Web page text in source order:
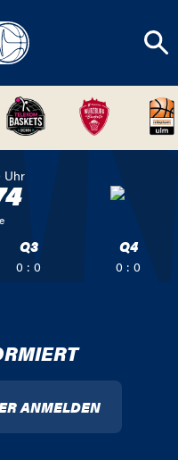
Uhr
Q3
0 : 0
Q4
0 : 0
ANMELDEN